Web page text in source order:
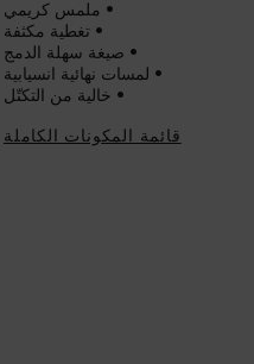
• ملمس كريمي
• تغطية مكثفة
• صيغة سهلة الدمج
• لمسات نهائية انسيابية
• خالية من التكتّل
قائمة المكونات الكاملة